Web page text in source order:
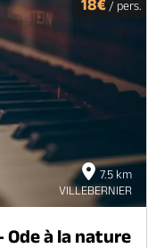
7.5 km
VILLEBERNIER
18€/ pers.
Ode à la nature